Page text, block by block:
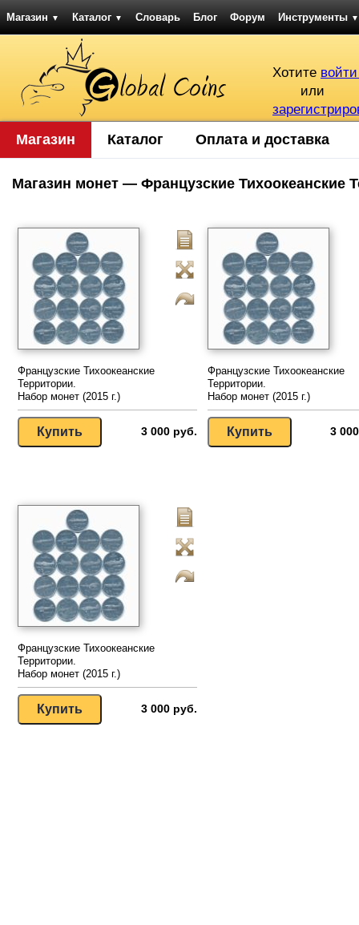
Магазин ▼ Каталог ▼ Словарь Блог Форум Инструменты ▼
Хотите
или
Магазин Каталог Оплата и доставка
Магазин монет — Французские Тихоокеанские
Французские Тихоокеанские
Территории.
Набор монет (2015 г.)
3 000 руб.
Французские Тихоокеанские
Территории.
Набор монет (2015 г.)
3
Французские Тихоокеанские
Территории.
Набор монет (2015 г.)
3 000 руб.